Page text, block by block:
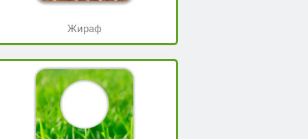
Жираф